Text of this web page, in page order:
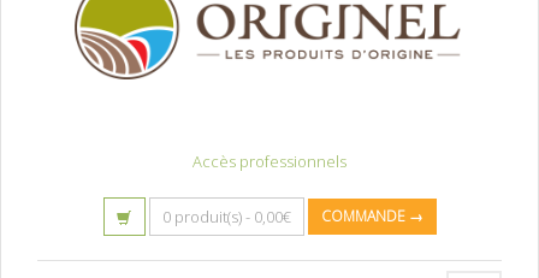
Accès professionnels
0 produit(s) - 0,00€ COMMANDE →